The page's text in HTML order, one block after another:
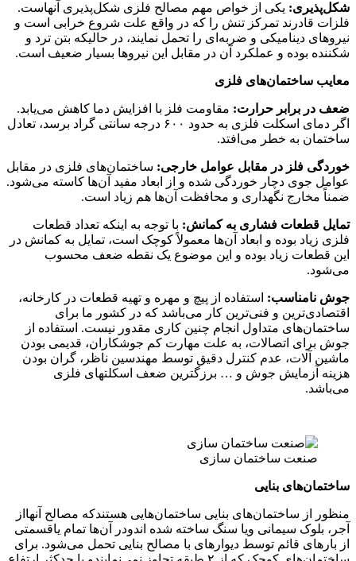
یکی از خواص مهم مصالح فلزی شکل‌پذیری آنهاست.
تمرکز تنش را که در واقع علت شروع خرابی است و
و ضربه‌ای را تحمل نمایند، در حالیکه بتن ترد و
و عملکرد آن در مقابل این نیروها بسیار ضعیف است.
فلزی
حرارت: مقاومت فلز با افزایش دما کاهش می‌یابد.
اگر دمای اسکلت فلزی به حدود ۶۰۰ درجه سانتی گراد برسد، تعادل
می‌افتد.
در مقابل عوامل خارجی:ساختمان‌های فلزی در مقابل
خوردگی شده و از ابعاد مفید آن‌ها کاسته می‌شود.
نگهداری و محافظت آن‌ها هم زیاد است.
فشاری به کمانش: با توجه به اینکه تعداد قطعات
و ابعاد آن‌ها معمولاً کوچک است، تمایل به کمانش در
بوده و این موضوع یک نقطه ضعف محسوب
استفاده از پیچ و مهره و تهیه قطعات در کارخانه،
و فنی‌ترین کار می‌باشد که در کشور ما برای
متداول انجام چنین کاری مقدور نیست. استفاده از
به علت مهارت کم جوشکاران، قدیمی بودن
عدم کنترل دقیق توسط مهندسین ناظر، گران بودن
جوش و … برزگترین ضعف اسکلتهای فلزی
ساختمان سازی
بنایی ساختمان‌هایی هستندکه مصالح آنهااز
ویا سنگ ساخته شده اندودر آن‌ها تمام یاقسمتی
توسط دیوارهای با مصالح بنایی تحمل می‌شود. برای